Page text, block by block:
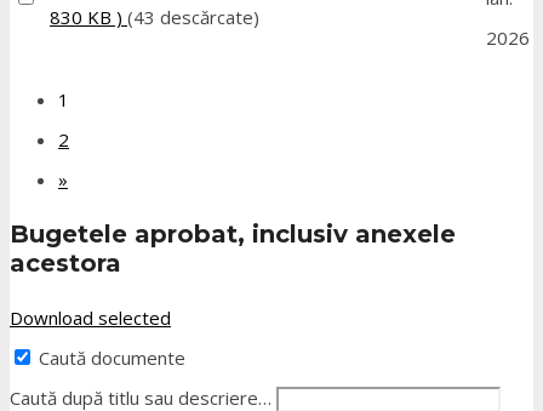
830 KB ) (43 descărcate)
2026
1
2
»
Bugetele aprobat, inclusiv anexele
acestora
Download selected
Caută documente
Caută după titlu sau descriere…